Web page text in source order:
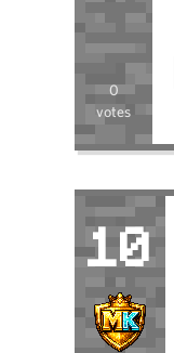
0
votes
10